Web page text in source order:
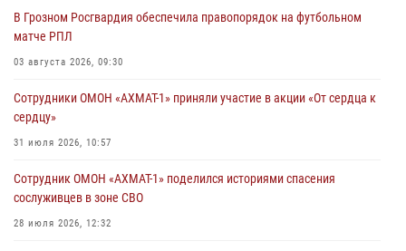
В Грозном Росгвардия обеспечила правопорядок на футбольном
матче РПЛ
03 августа 2026, 09:30
Сотрудники ОМОН «АХМАТ-1» приняли участие в акции «От сердца к
сердцу»
31 июля 2026, 10:57
Сотрудник ОМОН «АХМАТ-1» поделился историями спасения
сослуживцев в зоне СВО
28 июля 2026, 12:32